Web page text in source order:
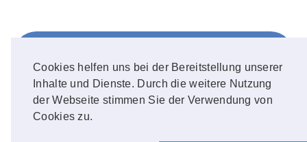
Cookies helfen uns bei der Bereitstellung unserer
Inhalte und Dienste. Durch die weitere Nutzung
der Webseite stimmen Sie der Verwendung von
Cookies zu.
FOLLOW ME!
Instagram
OUR PHOTOS!